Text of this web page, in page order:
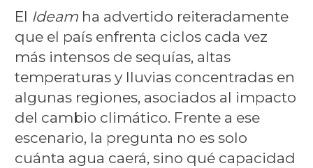
El Ideamha advertido reiteradamente
que el país enfrenta ciclos cada vez
más intensos de sequías, altas
temperaturas y lluvias concentradas en
algunas regiones, asociados al impacto
del cambio climático. Frente a ese
escenario, la pregunta no es solo
cuánta agua caerá, sino qué capacidad